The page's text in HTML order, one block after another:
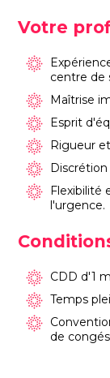
Votre
centre de
Maîtrise
Esprit
Rigueur
Flexibilité
l'urgence.
CDD d'1
Temps
de